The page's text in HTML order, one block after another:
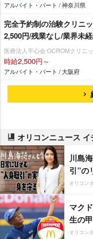
アルバイト・パート / 神奈川県
完全予約制の治験クリニ
2,500円/残業なし/業界未
医療法人平心会 OCROMクリニ
時給2,500円～
アルバイト・パート / 大阪府
オリコンニュース
川島
引”の
オリコン
マク
生の
オリコン